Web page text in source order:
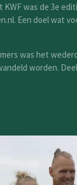
KWF was de 3e
Een doel wat
was het
worden.